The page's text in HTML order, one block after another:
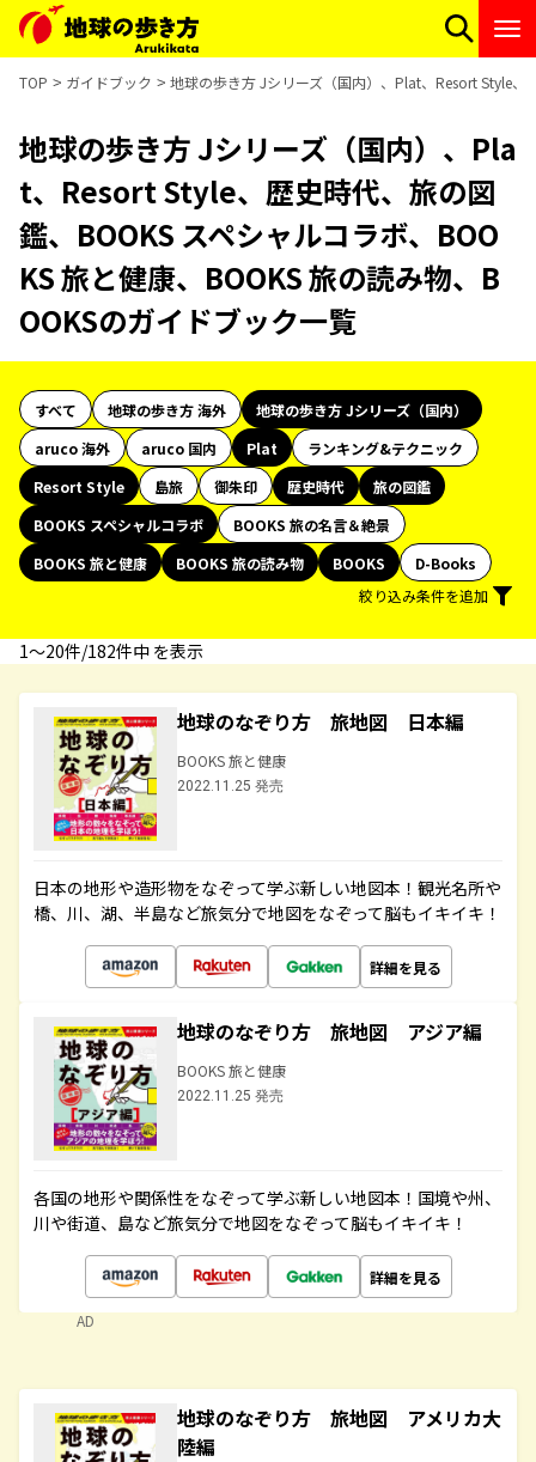
TOP ガイドブック 地球の歩き方 Jシリーズ（国内）、Plat、Resort Style、
地球の歩き方 Jシリーズ（国内）、Pla
t、Resort Style、歴史時代、旅の図
鑑、BOOKS スペシャルコラボ、BOO
KS 旅と健康、BOOKS 旅の読み物、B
OOKSのガイドブック一覧
すべて 地球の歩き方 海外
地球の歩き方 Jシリーズ（国内）
aruco 海外
aruco 国内 Plat
ランキング&テクニック
Resort Style
島旅 御朱印 歴史時代
旅の図鑑
BOOKS スペシャルコラボ
BOOKS 旅の名言＆絶景
BOOKS 旅と健康
BOOKS 旅の読み物 BOOKS
D-Books
絞り込み条件を追加
1〜20件/182件中 を表示
地球のなぞり方 旅地図 日本編
BOOKS 旅と健康
2022.11.25 発売
日本の地形や造形物をなぞって学ぶ新しい地図本！観光名所や
橋、川、湖、半島など旅気分で地図をなぞって脳もイキイキ！
詳細を見る
地球のなぞり方 旅地図 アジア編
BOOKS 旅と健康
2022.11.25 発売
各国の地形や関係性をなぞって学ぶ新しい地図本！国境や州、
川や街道、島など旅気分で地図をなぞって脳もイキイキ！
詳細を見る
AD
地球のなぞり方 旅地図 アメリカ大
陸編